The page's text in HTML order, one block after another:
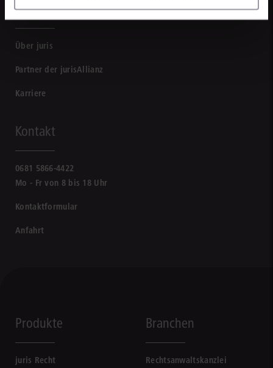
Unternehmen
Über juris
Partner der jurisAllianz
Karriere
Kontakt
0681 5866-4422
Mo - Fr von 8 bis 18 Uhr
Kontaktformular
Anfahrt
Produkte
juris Recht
Branchen
Rechtsanwaltskanzlei